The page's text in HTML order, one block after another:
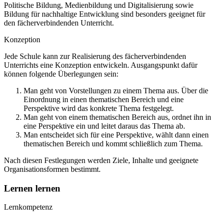
Politische Bildung, Medienbildung und Digitalisierung sowie
Bildung für nachhaltige Entwicklung sind besonders geeignet für
den fächerverbindenden Unterricht.
Konzeption
Jede Schule kann zur Realisierung des fächerverbindenden
Unterrichts eine Konzeption entwickeln. Ausgangspunkt dafür
können folgende Überlegungen sein:
Man geht von Vorstellungen zu einem Thema aus. Über die
Einordnung in einen thematischen Bereich und eine
Perspektive wird das konkrete Thema festgelegt.
Man geht von einem thematischen Bereich aus, ordnet ihn in
eine Perspektive ein und leitet daraus das Thema ab.
Man entscheidet sich für eine Perspektive, wählt dann einen
thematischen Bereich und kommt schließlich zum Thema.
Nach diesen Festlegungen werden Ziele, Inhalte und geeignete
Organisationsformen bestimmt.
Lernen lernen
Lernkompetenz